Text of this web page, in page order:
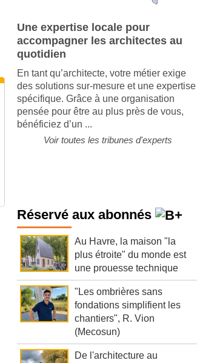
Une expertise locale pour
accompagner les architectes au
quotidien
En tant qu’architecte, votre métier exige
des solutions sur-mesure et une expertise
spécifique. Grâce à une organisation
pensée pour être au plus près de vous,
bénéficiez d’un ...
Voir toutes les tribunes d'experts
Réservé aux abonnés
Au Havre, la maison "la
plus étroite" du monde est
une prouesse technique
"Les ombrières sans
fondations simplifient les
chantiers", R. Vion
(Mecosun)
De l'architecture au